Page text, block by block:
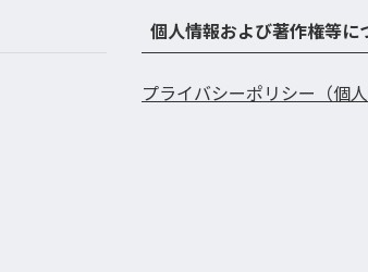
個人情報および著作権等に
プライバシーポリシー（個